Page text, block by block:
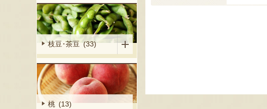
枝豆･茶豆 (33)
桃 (13)